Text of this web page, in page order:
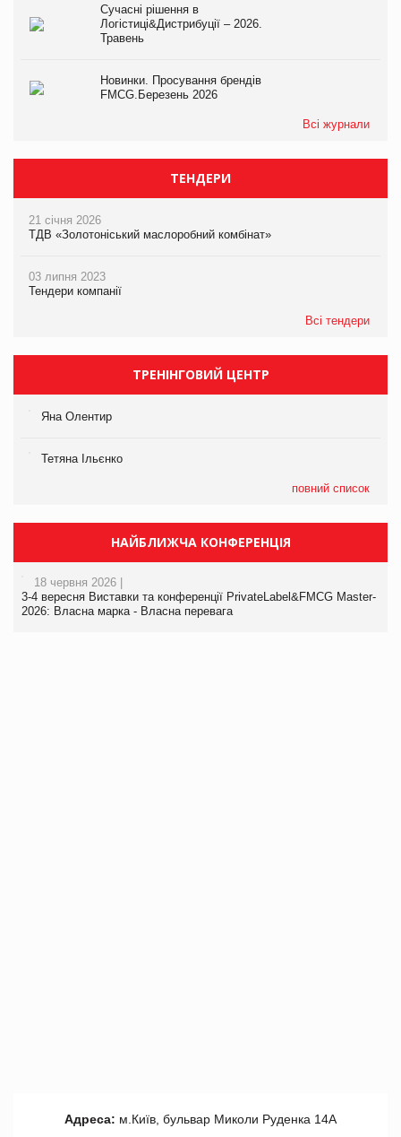
Сучасні рішення в
Логістиці&Дистрибуції – 2026.
Травень
Новинки. Просування брендів
FMCG.Березень 2026
Всі журнали
ТЕНДЕРИ
21 січня 2026
ТДВ «Золотоніський маслоробний комбінат»
03 липня 2023
Тендери компанії
Всі тендери
ТРЕНІНГОВИЙ ЦЕНТР
Яна Олентир
Тетяна Ільєнко
повний список
НАЙБЛИЖЧА КОНФЕРЕНЦІЯ
18 червня 2026 |
3-4 вересня Виставки та конференції PrivateLabel&FMCG Master-
2026: Власна марка - Власна перевага
Адреса: м.Київ, бульвар Миколи Руденка 14А